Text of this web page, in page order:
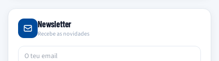
Newsletter
Recebe as novidades